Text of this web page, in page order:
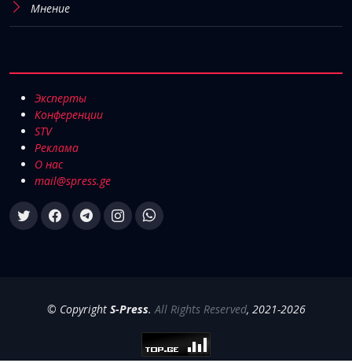
Мнение
Эксперты
Конференции
STV
Реклама
О нас
mail@spress.ge
© Copyright S-Press.All Rights Reserved, 2021-2026